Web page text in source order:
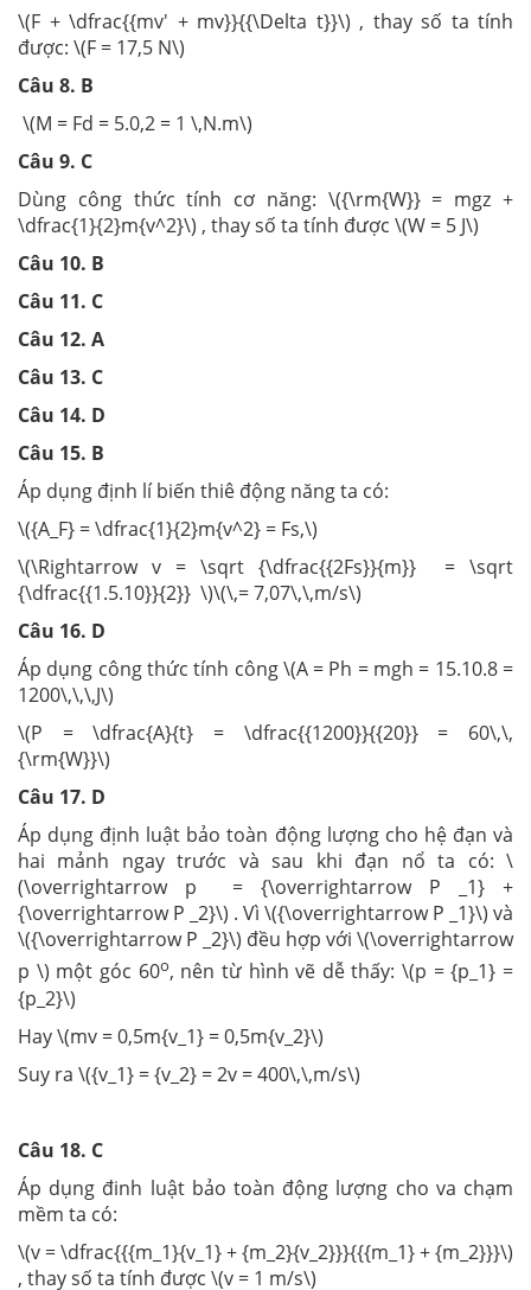
\(F + \dfrac{{mv' + mv}}{{\Delta t}}\) , thay số ta tính
được: \(F = 17,5 N\)
Câu 8. B
\(M = Fd = 5.0,2 = 1 \,N.m\)
Câu 9. C
Dùng công thức tính cơ năng: \({\rm{W}} = mgz +
\dfrac{1}{2}m{v^2}\) , thay số ta tính được \(W = 5 J\)
Câu 10. B
Câu 11. C
Câu 12. A
Câu 13. C
Câu 14. D
Câu 15. B
Áp dụng định lí biến thiê động năng ta có:
\({A_F} = \dfrac{1}{2}m{v^2} = Fs,\)
\(\Rightarrow v = \sqrt {\dfrac{{2Fs}}{m}} = \sqrt
{\dfrac{{1.5.10}}{2}} \)\(\,= 7,07\,\,m/s\)
Câu 16. D
Áp dụng công thức tính công \(A = Ph = mgh = 15.10.8 =
1200\,\,\,J\)
\(P = \dfrac{A}{t} = \dfrac{{1200}}{{20}} = 60\,\,
{\rm{W}}\)
Câu 17. D
Áp dụng định luật bảo toàn động lượng cho hệ đạn và
hai mảnh ngay trước và sau khi đạn nổ ta có: \
(\overrightarrow p = {\overrightarrow P _1} +
{\overrightarrow P _2}\) . Vì \({\overrightarrow P _1}\) và
\({\overrightarrow P _2}\) đều hợp với \(\overrightarrow
p \) một góc 60o, nên từ hình vẽ dễ thấy: \(p = {p_1} =
{p_2}\)
Hay \(mv = 0,5m{v_1} = 0,5m{v_2}\)
Suy ra \({v_1} = {v_2} = 2v = 400\,\,m/s\)
Câu 18. C
Áp dụng đinh luật bảo toàn động lượng cho va chạm
mềm ta có:
\(v = \dfrac{{{m_1}{v_1} + {m_2}{v_2}}}{{{m_1} + {m_2}}}\)
, thay số ta tính được \(v = 1 m/s\)